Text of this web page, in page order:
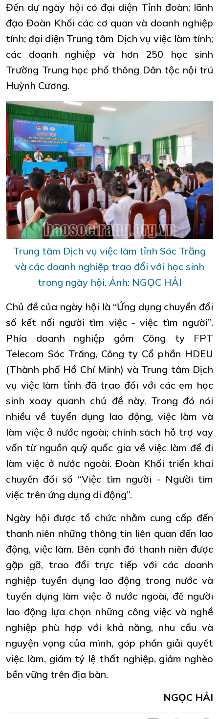
Đến dự ngày hội có đại diện Tỉnh đoàn; lãnh
đạo Đoàn Khối các cơ quan và doanh nghiệp
tỉnh; đại diện Trung tâm Dịch vụ việc làm tỉnh;
các doanh nghiệp và hơn 250 học sinh
Trường Trung học phổ thông Dân tộc nội trú
Huỳnh Cương.
Trung tâm Dịch vụ việc làm tỉnh Sóc Trăng
và các doanh nghiệp trao đổi với học sinh
trong ngày hội. Ảnh: NGỌC HẢI
Chủ đề của ngày hội là “Ứng dụng chuyển đổi
số kết nối người tìm việc - việc tìm người”.
Phía doanh nghiệp gồm Công ty FPT
Telecom Sóc Trăng, Công ty Cổ phần HDEU
(Thành phố Hồ Chí Minh) và Trung tâm Dịch
vụ việc làm tỉnh đã trao đổi với các em học
sinh xoay quanh chủ đề này. Trong đó nói
nhiều về tuyển dụng lao động, việc làm và
làm việc ở nước ngoài; chính sách hỗ trợ vay
vốn từ nguồn quỹ quốc gia về việc làm để đi
làm việc ở nước ngoài. Đoàn Khối triển khai
chuyển đổi số “Việc tìm người - Người tìm
việc trên ứng dụng di động”.
Ngày hội được tổ chức nhằm cung cấp đến
thanh niên những thông tin liên quan đến lao
động, việc làm. Bên cạnh đó thanh niên được
gặp gỡ, trao đổi trực tiếp với các doanh
nghiệp tuyển dụng lao động trong nước và
tuyển dụng làm việc ở nước ngoài, để người
lao động lựa chọn những công việc và nghề
nghiệp phù hợp với khả năng, nhu cầu và
nguyện vọng của mình, góp phần giải quyết
việc làm, giảm tỷ lệ thất nghiệp, giảm nghèo
bền vững trên địa bàn.
NGỌC HẢI